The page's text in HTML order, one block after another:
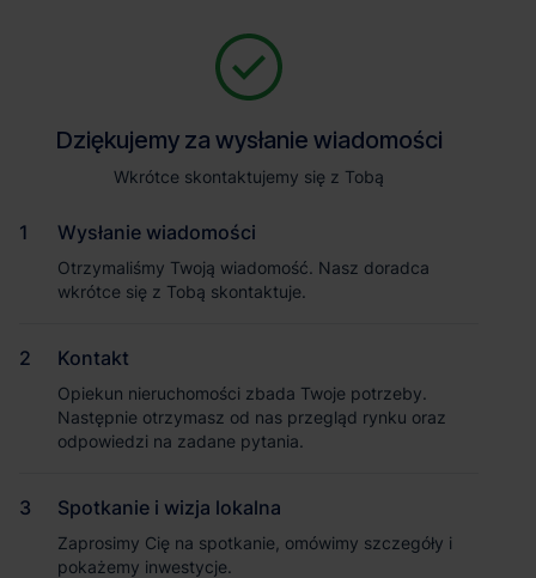
Magazyn Hillwood Rawicz
Dziękujemy za wysłanie wiadomości
Wkrótce skontaktujemy się z Tobą
Wysłanie wiadomości
Otrzymaliśmy Twoją wiadomość. Nasz doradca
wkrótce się z Tobą skontaktuje.
Kontakt
Opiekun nieruchomości zbada Twoje potrzeby.
Następnie otrzymasz od nas przegląd rynku oraz
odpowiedzi na zadane pytania.
Spotkanie i wizja lokalna
Zaprosimy Cię na spotkanie, omówimy szczegóły i
pokażemy inwestycje.
Jesteśmy tu, żeby Ci pomóc. Niezależnie od tego, na jakim etapie
pomożemy Ci wybrać najlepszą ofertę. Napisz do nas!
Imię i nazwisko
Nazwa firmy
Email służbowy
Dziękujemy za wysłanie wiadomości
Wkrótce skontaktujemy się z Tobą
Wysłanie wiadomości
Otrzymaliśmy Twoją wiadomość. Nasz doradca
wkrótce się z Tobą skontaktuje.
Kontakt
Opiekun nieruchomości zbada Twoje potrzeby.
Następnie otrzymasz od nas przegląd rynku oraz
odpowiedzi na zadane pytania.
Spotkanie i wizja lokalna
Zaprosimy Cię na spotkanie, omówimy szczegóły i
pokażemy inwestycje.